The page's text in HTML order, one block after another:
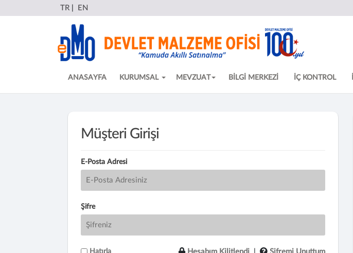
TR EN
ANASAYFA KURUMSAL MEVZUAT BİLGİ MERKEZİ İÇ KONTROL
Müşteri Girişi
E-Posta Adresi
Şifre
Hatırla